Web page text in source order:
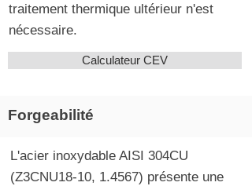
traitement thermique ultérieur n'est
nécessaire.
Calculateur CEV
Forgeabilité
L'acier inoxydable AISI 304CU
(Z3CNU18-10, 1.4567) présente une